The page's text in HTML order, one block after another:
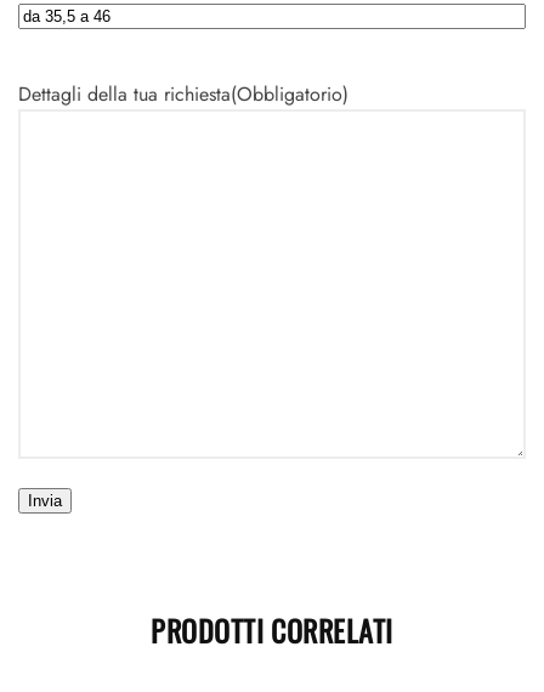
Dettagli della tua richiesta(Obbligatorio)
PRODOTTI CORRELATI